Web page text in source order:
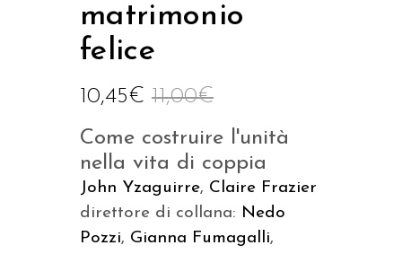
matrimonio
felice
11,00€
10,45€
Come costruire l'unità
nella vita di coppia
John Yzaguirre, Claire Frazier
direttore di collana: Nedo
Pozzi, Gianna Fumagalli,